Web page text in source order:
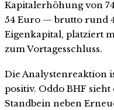
Kapitalerhöhung von
54 Euro — brutto rund
Eigenkapital, platziert
zum Vortagesschluss.
Die Analystenreaktion
positiv. Oddo BHF sieht
Standbein neben